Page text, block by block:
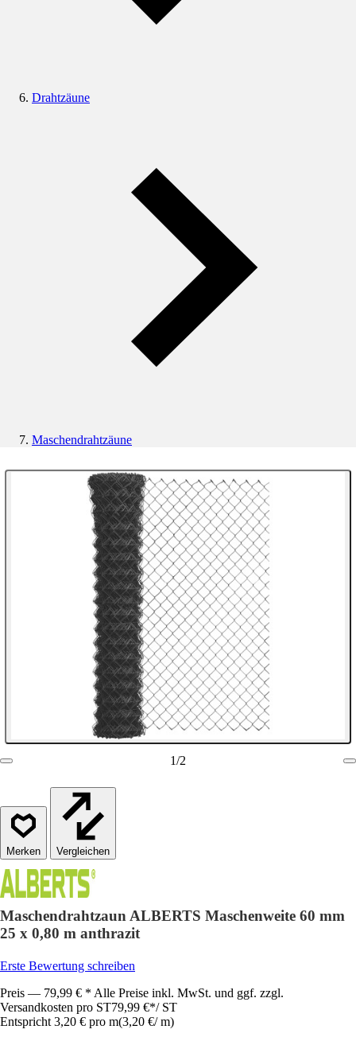
Drahtzäune
Maschendrahtzäune
1/2
Vergleichen
Maschendrahtzaun ALBERTS Maschenweite 60 mm
25 x 0,80 m anthrazit
Erste Bewertung schreiben
Preis — 79,99 € * Alle Preise inkl. MwSt. und ggf. zzgl.
Versandkosten pro ST79,99 €*/ ST
Entspricht 3,20 € pro m(3,20 €/ m)